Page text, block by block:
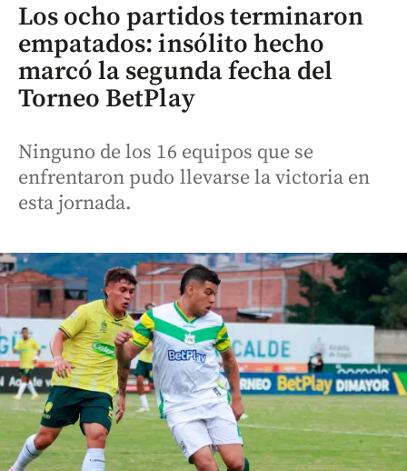
Los ocho partidos terminaron
empatados: insólito hecho
marcó la segunda fecha del
Torneo BetPlay
Ninguno de los 16 equipos que se
enfrentaron pudo llevarse la victoria en
esta jornada.